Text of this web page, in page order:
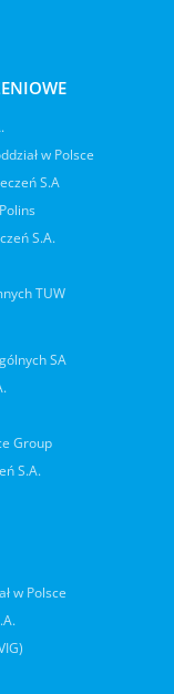
w Polsce
S.A
S.A.
TUW
SA
Group
S.A.
w Polsce